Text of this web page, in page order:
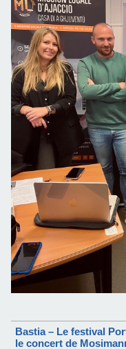
Bastia – Le festival
le concert de